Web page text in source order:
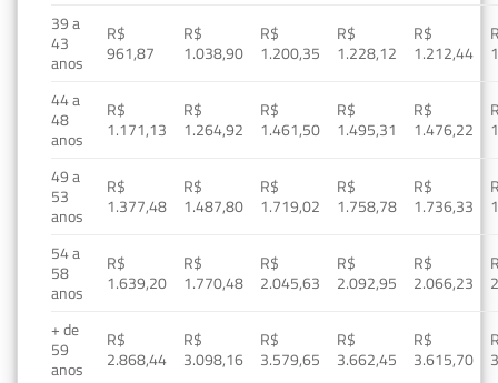
39 a
43
anos
R$
961,87
R$
1.038,90
R$
1.200,35
R$
1.228,12
R$
1.212,44
44 a
48
anos
R$
1.171,13
R$
1.264,92
R$
1.461,50
R$
1.495,31
R$
1.476,22
49 a
53
anos
R$
1.377,48
R$
1.487,80
R$
1.719,02
R$
1.758,78
R$
1.736,33
54 a
58
anos
R$
1.639,20
R$
1.770,48
R$
2.045,63
R$
2.092,95
R$
2.066,23
+ de
59
anos
R$
2.868,44
R$
3.098,16
R$
3.579,65
R$
3.662,45
R$
3.615,70